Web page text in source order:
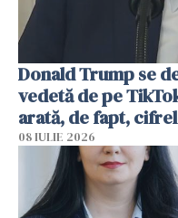
Donald Trump se
vedetă de pe
arată, de fapt,
08 IULIE 2026